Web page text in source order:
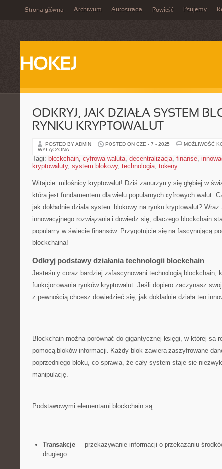
Strona główna Archiwum Autostrada Powieść Psujemy
HOKEJ
ODKRYJ, JAK DZIAŁA SYSTEM
RYNKU KRYPTOWALUT
POSTED BY ADMIN POSTED ON CZE - 7 - 2025
MOŻLIWOŚĆ
WYŁĄCZONA
Tagi: blockchain, cyfrowa waluta, decentralizacja, finanse,
kryptowaluty, system blokowy, technologia, tokeny
Witajcie, miłośnicy kryptowalut! Dziś zanurzymy się ⁤głębiej w
która jest fundamentem dla wielu popularnych cyfrowych walut.
jak dokładnie działa system blokowy na rynku kryptowalut?
innowacyjnego rozwiązania i dowiedz się,‍ dlaczego blockchain
popularny w świecie finansów.⁣ Przygotujcie się na fascynującą
blockchaina!
Odkryj podstawy działania technologii blockchain
Jesteśmy coraz bardziej zafascynowani technologią blockchain,
funkcjonowania rynków kryptowalut. Jeśli ⁣dopiero zaczynasz
‌z pewnością​ chcesz dowiedzieć ​się, jak ‌dokładnie działa ten⁣
Blockchain można porównać do gigantycznej księgi, w której są
pomocą bloków informacji.⁢ Każdy blok zawiera zaszyfrowane
poprzedniego bloku, co sprawia, że cały system staje się
manipulację.
Podstawowymi elementami blockchain są:
Transakcje – przekazywanie informacji ⁤o przekazaniu
drugiego.